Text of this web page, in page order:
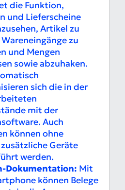
die Funktion,
und Lieferscheine
Artikel zu
zu
und Mengen
sowie abzuhaken.
sich die in der
mit der
Auch
können ohne
Geräte
werden.
Dokumentation: Mit
können Belege